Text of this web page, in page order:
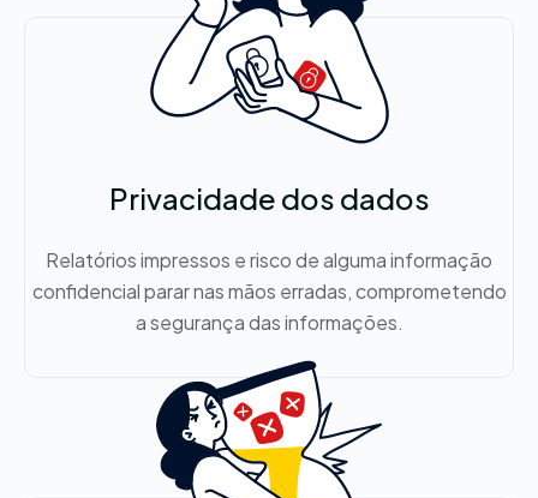
Privacidade dos dados
Relatórios impressos e risco de alguma informação
confidencial parar nas mãos erradas, comprometendo
a segurança das informações.